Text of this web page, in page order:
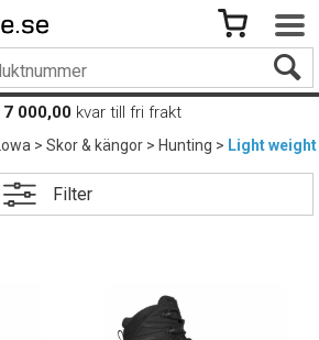
7 000,00 kvar till fri frakt
Lowa>Skor & kängor>Hunting> Light weight
Filter